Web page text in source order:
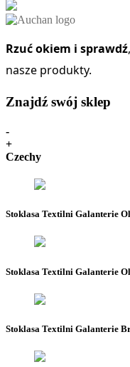
Rzuć okiem i sprawdź
nasze produkty.
Znajdź swój sklep
-
+
Czechy
Stoklasa Textilni Galanterie
Stoklasa Textilni Galanterie
Stoklasa Textilni Galanterie